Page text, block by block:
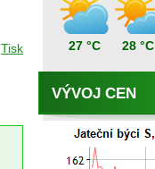
Tisk 27 °C 28 °C
VÝVOJ CEN